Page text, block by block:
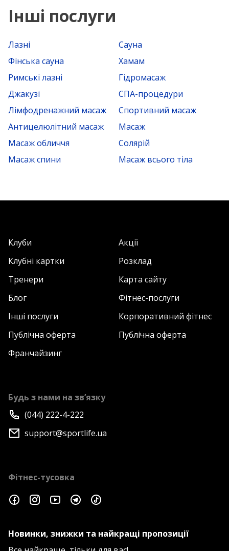
Інші послуги
Лазні
Сауна
Фінська сауна
Хамам
Римські лазні
Гідромасаж
Джакузі
СПА-процедури
Лімфодренажний масаж
Спортивний масаж
Антицелюлітний масаж
Масаж
Масаж обличчя
Солярій
Масаж спини
Масаж всього тіла
Клуби
Акції
Клубні картки
Розклад
Тренери
Карта сайту
Блог
Фітнес-послуги
Інші послуги
Корпоративний фітнес
Публічна оферта
Публічна оферта
Франчайзинг
Будь з нами на зв’язку
(044) 222-4-222
support@sportlife.ua
Фітнес-тусовка
Новинки, знижки та найкращі пропозиції